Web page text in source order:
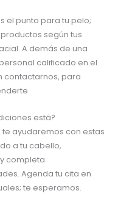
el punto para tu pelo;
según tus
A demás de una
calificado en el
contactarnos, para
está?
ayudaremos con estas
a tu cabello,
completa
Agenda tu cita en
te esperamos.